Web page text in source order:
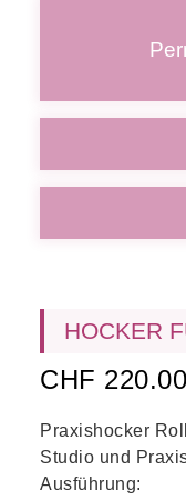
HOCKER
CHF 220.00
Praxishocker
Studio und
Ausführung: